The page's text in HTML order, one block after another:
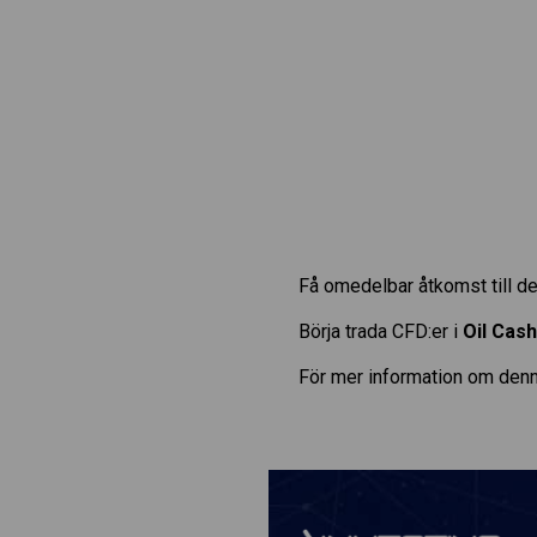
Få omedelbar åtkomst till
Börja trada CFD:er i Oil Cash
För mer information om